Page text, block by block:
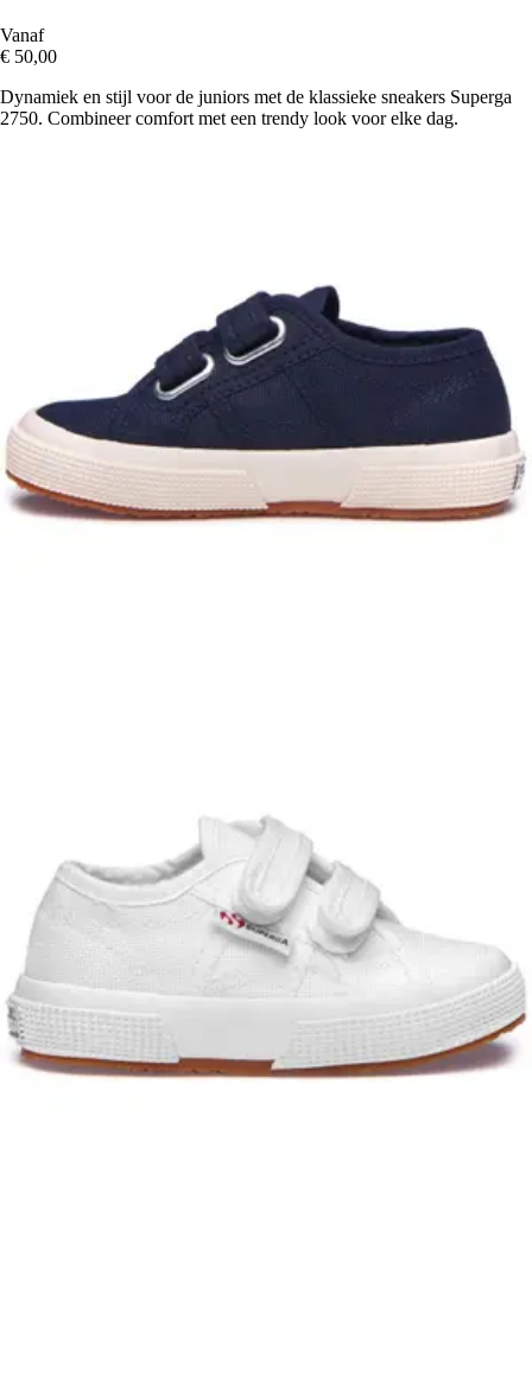
Vanaf
€ 50,00
Dynamiek en stijl voor de juniors met de klassieke sneakers Superga
2750. Combineer comfort met een trendy look voor elke dag.